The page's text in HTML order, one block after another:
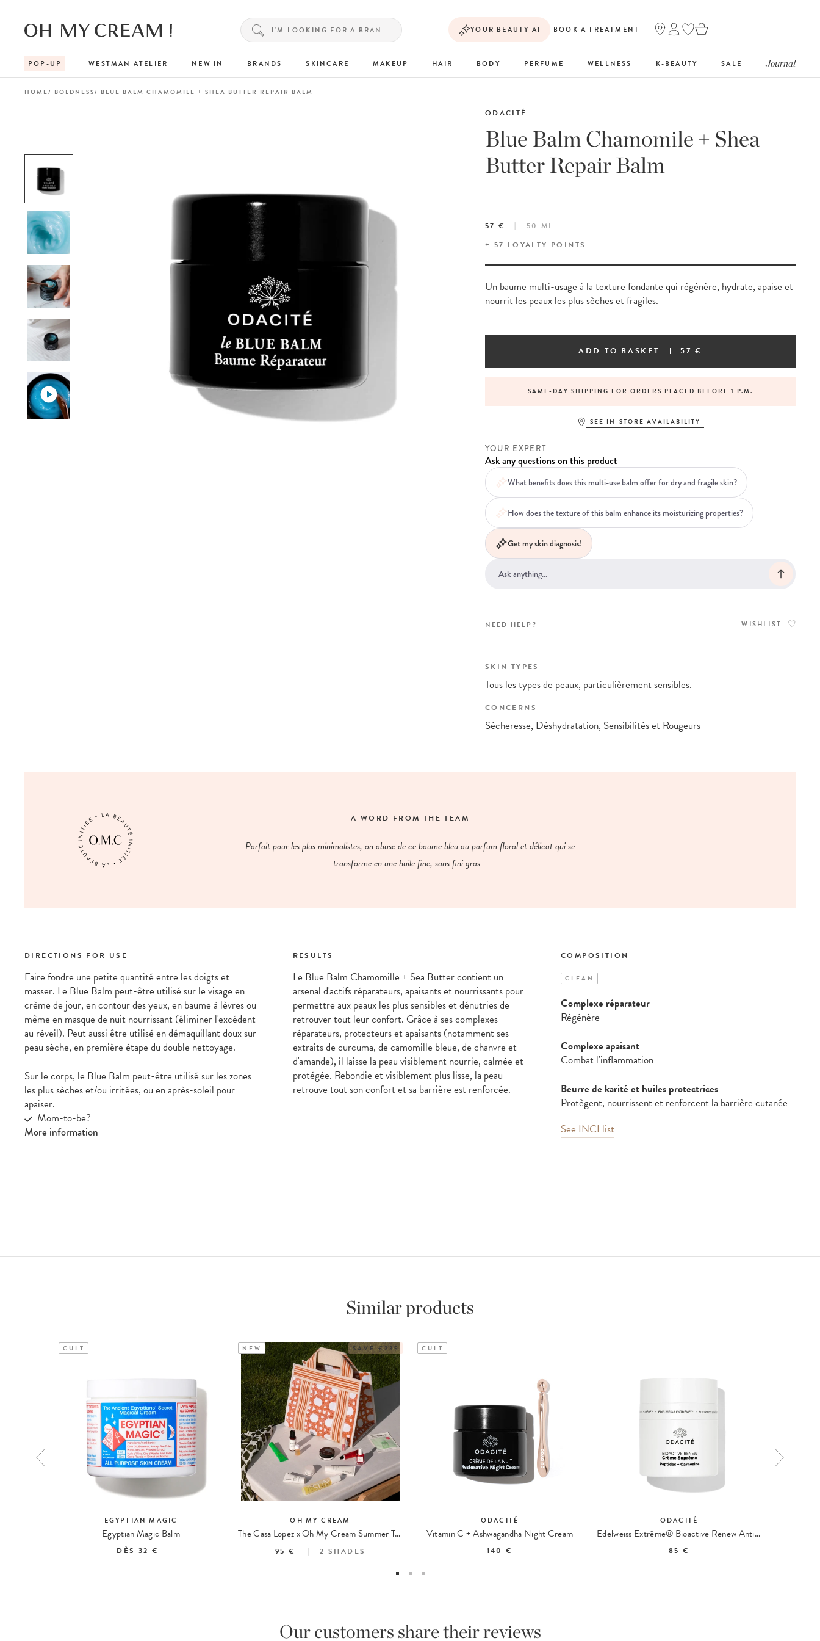
YOUR BEAUTY AI BOOK A TREATMENT
POP-UP WESTMAN ATELIER NEW IN BRANDS SKINCARE MAKEUP HAIR BODY PERFUME WELLNESS K-BEAUTY SALE Journal
HOME BOLDNESS BLUE BALM CHAMOMILE + SHEA BUTTER REPAIR BALM
Blue Balm Chamomile + Shea
Butter Repair Balm
ODACITÉ
57 €
50 ML
+ 57 LOYALTY POINTS
Un baume multi-usage à la texture fondante qui régénère, hydrate, apaise et
nourrit les peaux les plus sèches et fragiles.
ADD TO BASKET 57 €
ORDERS OVER FROM PERSONALIZED ADVICE BEFORE, DURING AND AFTER YOUR ORDER SAME-DAY SHIPPING FOR ORDERS PLACED BEFORE 1 P.M.
SEE IN-STORE AVAILABILITY
YOUR EXPERT
Ask any questions on this product
What benefits does this multi-use balm offer for dry and fragile skin?
How does the texture of this balm enhance its moisturizing properties?
Get my skin diagnosis!
NEED HELP? WISHLIST
SKIN TYPES
Tous les types de peaux, particulièrement sensibles.
CONCERNS
Sécheresse, Déshydratation, Sensibilités et Rougeurs
A WORD FROM THE TEAM
Parfait pour les plus minimalistes, on abuse de ce baume bleu au parfum floral et délicat qui se
transforme en une huile fine, sans fini gras...
DIRECTIONS FOR USE RESULTS COMPOSITION
Faire fondre une petite quantité entre les doigts et
masser. Le Blue Balm peut-être utilisé sur le visage en
crème de jour, en contour des yeux, en baume à lèvres ou
même en masque de nuit nourrissant (éliminer l'excédent
au réveil). Peut aussi être utilisé en démaquillant doux sur
peau sèche, en première étape du double nettoyage.
Sur le corps, le Blue Balm peut-être utilisé sur les zones
les plus sèches et/ou irritées, ou en après-soleil pour
apaiser.
Mom-to-be?
More information
Le Blue Balm Chamomille + Sea Butter contient un
arsenal d'actifs réparateurs, apaisants et nourrissants pour
permettre aux peaux les plus sensibles et dénutries de
retrouver tout leur confort. Grâce à ses complexes
réparateurs, protecteurs et apaisants (notamment ses
extraits de curcuma, de camomille bleue, de chanvre et
d'amande), il laisse la peau visiblement nourrie, calmée et
protégée. Rebondie et visiblement plus lisse, la peau
retrouve tout son confort et sa barrière est renforcée.
CLEAN
Complexe réparateur
Régénère
Complexe apaisant
Combat l'inflammation
Beurre de karité et huiles protectrices
Protègent, nourrissent et renforcent la barrière cutanée
See INCI list
Similar products
CULT
EGYPTIAN MAGIC
Egyptian Magic Balm
DÈS 32 €
SAVE €235
NEW
OH MY CREAM
The Casa Lopez x Oh My Cream Summer Tote
95 € 2 SHADES
CULT
ODACITÉ
Vitamin C + Ashwagandha Night Cream
140 €
ODACITÉ
Edelweiss Extrême® Bioactive Renew Anti-Aging Cream
85 €
Our customers share their reviews